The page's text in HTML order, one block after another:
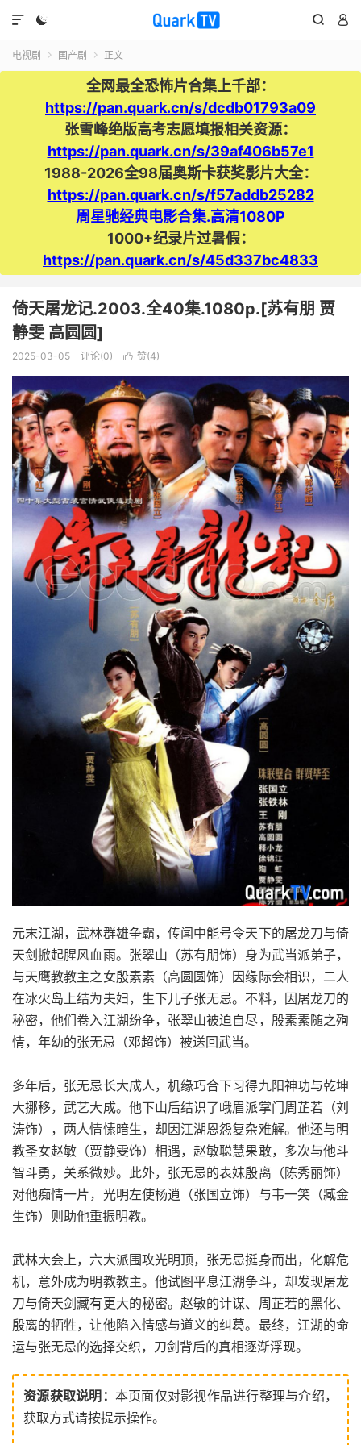
  

电视剧  国产剧  正文
全网最全恐怖片合集上千部：
https://pan.quark.cn/s/dcdb01793a09
张雪峰绝版高考志愿填报相关资源：
https://pan.quark.cn/s/39af406b57e1
1988-2026全98届奥斯卡获奖影片大全：
https://pan.quark.cn/s/f57addb25282
周星驰经典电影合集.高清1080P
1000+纪录片过暑假：
https://pan.quark.cn/s/45d337bc4833
倚天屠龙记.2003.全40集.1080p.[苏有朋 贾
静雯 高圆圆]
2025-03-05 评论(0)  赞(4)
元末江湖，武林群雄争霸，传闻中能号令天下的屠龙刀与倚
天剑掀起腥风血雨。张翠山（苏有朋饰）身为武当派弟子，
与天鹰教教主之女殷素素（高圆圆饰）因缘际会相识，二人
在冰火岛上结为夫妇，生下儿子张无忌。不料，因屠龙刀的
秘密，他们卷入江湖纷争，张翠山被迫自尽，殷素素随之殉
情，年幼的张无忌（邓超饰）被送回武当。
多年后，张无忌长大成人，机缘巧合下习得九阳神功与乾坤
大挪移，武艺大成。他下山后结识了峨眉派掌门周芷若（刘
涛饰），两人情愫暗生，却因江湖恩怨复杂难解。他还与明
教圣女赵敏（贾静雯饰）相遇，赵敏聪慧果敢，多次与他斗
智斗勇，关系微妙。此外，张无忌的表妹殷离（陈秀丽饰）
对他痴情一片，光明左使杨逍（张国立饰）与韦一笑（臧金
生饰）则助他重振明教。
武林大会上，六大派围攻光明顶，张无忌挺身而出，化解危
机，意外成为明教教主。他试图平息江湖争斗，却发现屠龙
刀与倚天剑藏有更大的秘密。赵敏的计谋、周芷若的黑化、
殷离的牺牲，让他陷入情感与道义的纠葛。最终，江湖的命
运与张无忌的选择交织，刀剑背后的真相逐渐浮现。
资源获取说明： 本页面仅对影视作品进行整理与介绍，
获取方式请按提示操作。